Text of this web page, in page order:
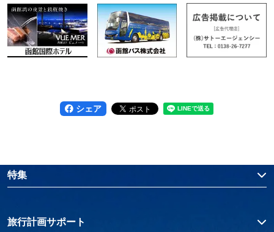
シェア
特集
旅行計画サポート